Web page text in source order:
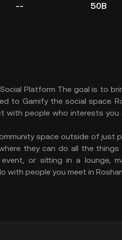
-- 50B
Platform The goal is to
to Gamify the social space.
with people who interests
space outside of just
they can do all the
or sitting in a lounge,
with people you meet in